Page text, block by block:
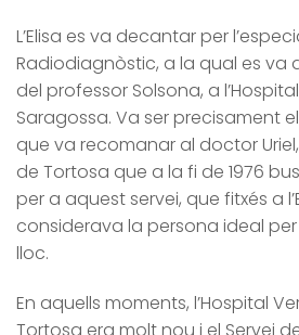
L’Elisa es va decantar per
Radiodiagnòstic, a la qual es va
del professor Solsona, a
Saragossa. Va ser precisament
que va recomanar al doctor
de Tortosa que a la fi de 1976
per a aquest servei, que fitxés a
considerava la persona ideal
lloc.
En aquells moments, l’Hospital
Tortosa era molt nou i el Servei